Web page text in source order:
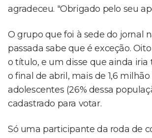
agradeceu. "Obrigado pelo seu
O grupo que foi à sede do jornal
passada sabe que é exceção.
o título, e um disse que ainda iria
o final de abril, mais de 1,6 milhão
adolescentes (26% dessa
cadastrado para votar.
Só uma participante da roda de